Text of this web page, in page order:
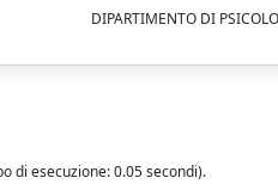
DIPARTIMENTO DI
di esecuzione: 0.05 secondi).